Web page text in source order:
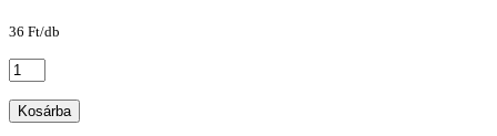
36 Ft/db
Kosárba